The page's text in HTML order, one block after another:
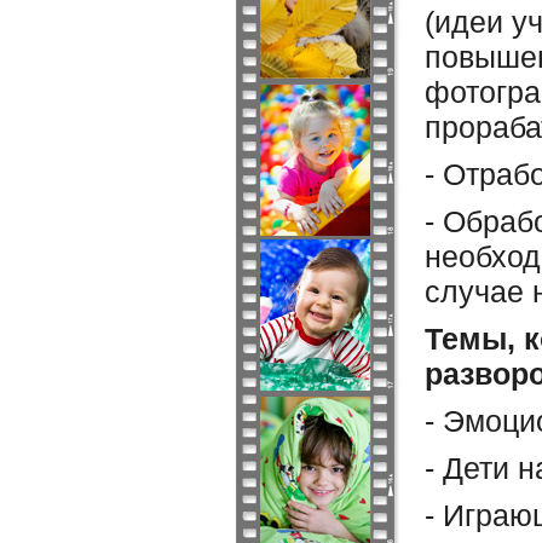
(идеи
-
-
случае
Темы,
-
- Дети
-